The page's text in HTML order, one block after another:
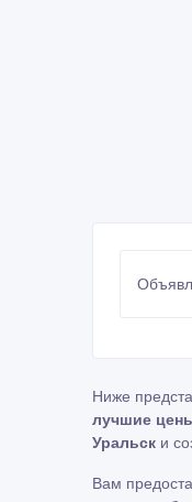
Ниже
лучшие
Уральск и
Вам